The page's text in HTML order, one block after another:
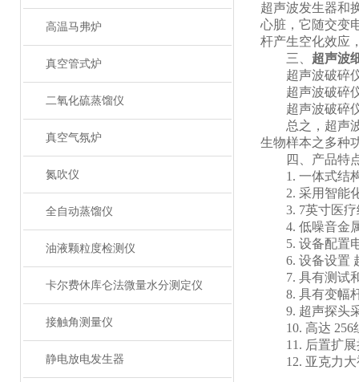
高温马弗炉
真空管式炉
二氧化硫蒸馏仪
真空气氛炉
氮吹仪
全自动蒸馏仪
油液颗粒度检测仪
卡尔费休库仑法微量水分测定仪
接触角测量仪
静电放电发生器
超声波发生器和
心脏，它随交变
杆产生空化效应
三、 超声波
超声波破碎仪
超声波破碎仪
超声波破碎仪
总之，超声波
生物样本之多种
四、产品特
1. 一体式结构
2. 采用智能化
3. 7英寸医疗
4. 低噪音金属
5. 设备配置电
6. 设备设置 超
7. 具有测试和
8. 具有变幅杆
9. 超声探头采
10. 高达 256
11. 后置扩展接
12. 亚克力大